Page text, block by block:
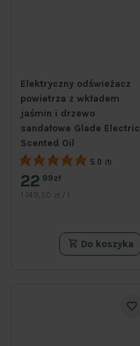
Elektryczny odświeżacz
powietrza z wkładem
jaśmin i drzewo
sandałowe Glade Electric
Scented Oil
5.0 (1)
22 99zł
1 149,50 zł / l
Do koszyka